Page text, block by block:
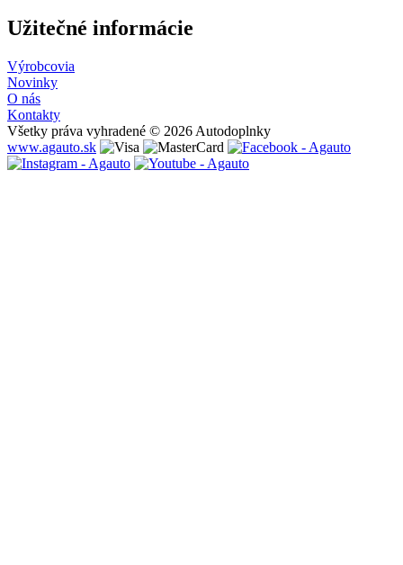
Užitečné informácie
Výrobcovia
Novinky
O nás
Kontakty
Všetky práva vyhradené © 2026 Autodoplnky
www.agauto.sk